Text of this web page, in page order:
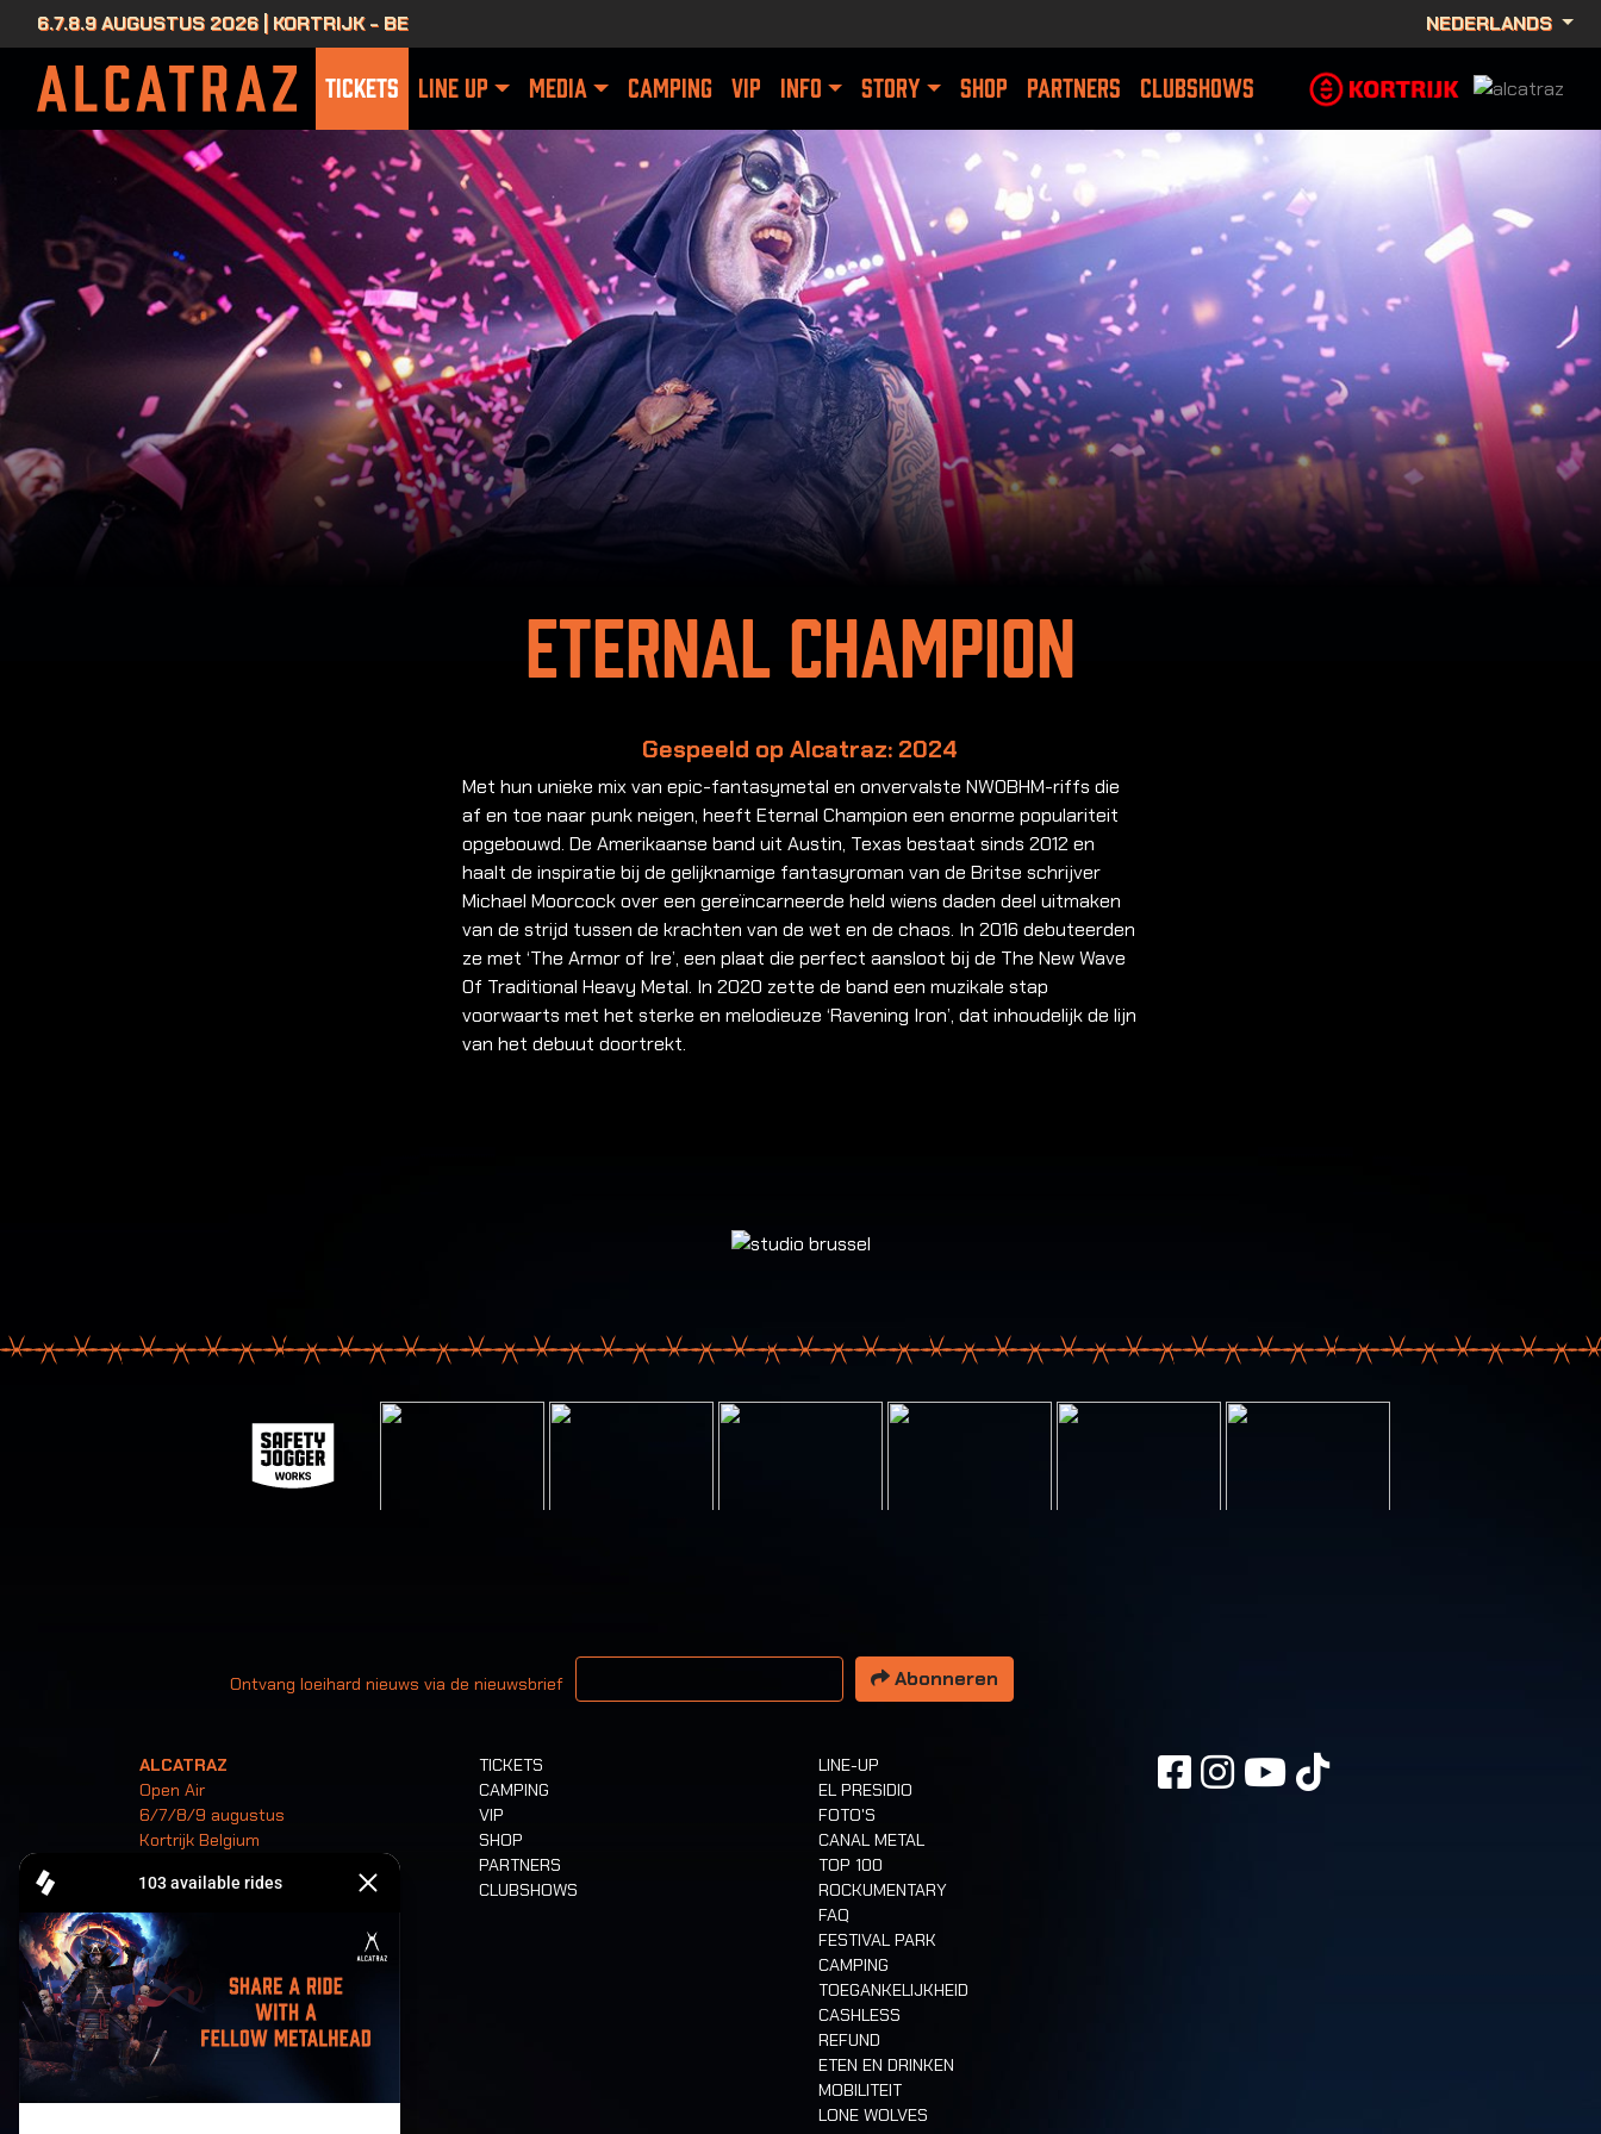
6.7.8.9 AUGUSTUS 2026 | KORTRIJK - BE NEDERLANDS
TICKETS LINE UP MEDIA CAMPING VIP INFO STORY SHOP PARTNERS CLUBSHOWS
Eternal Champion
Gespeeld op Alcatraz: 2024
Met hun unieke mix van epic-fantasymetal en onvervalste NWOBHM-riffs die
af en toe naar punk neigen, heeft Eternal Champion een enorme populariteit
opgebouwd.De Amerikaanse band uit Austin, Texas bestaat sinds 2012 en
haalt de inspiratie bij de gelijknamige fantasyroman van de Britse schrijver
Michael Moorcock over een gereïncarneerde held wiens daden deel uitmaken
van de strijd tussen de krachten van de wet en de chaos. In 2016 debuteerden
ze met ‘The Armor of Ire’, een plaat die perfect aansloot bij de The New Wave
Of Traditional Heavy Metal. In 2020 zette de band een muzikale stap
voorwaarts met het sterke en melodieuze ‘Ravening Iron’, dat inhoudelijk de lijn
van het debuut doortrekt.
Ontvang loeihard nieuws via de nieuwsbrief
Uw email adres
Abonneren
ALCATRAZ
Open Air
6/7/8/9 augustus
Kortrijk Belgium
Tickets
TICKETS
CAMPING
VIP
SHOP
PARTNERS
CLUBSHOWS
LINE-UP
EL PRESIDIO
FOTO'S
CANAL METAL
TOP 100
ROCKUMENTARY
FAQ
FESTIVAL PARK
CAMPING
TOEGANKELIJKHEID
CASHLESS
REFUND
ETEN EN DRINKEN
MOBILITEIT
LONE WOLVES